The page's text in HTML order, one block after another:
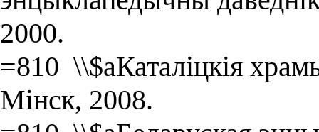
2000.
=810 \\$aКаталіцкія
Мінск, 2008.